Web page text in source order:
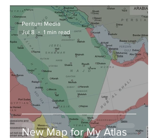
New Map for My Atlas
Peritum Media
Jul 8
1 min read